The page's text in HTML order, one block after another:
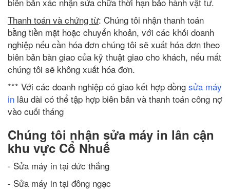
Thanh toán và chứng từ: Chúng tôi nhận thanh toán
bằng tiền mặt hoặc chuyển khoản, với các khối doanh
nghiệp nếu cần hóa đơn chúng tôi sẽ xuất hóa đơn theo
biên bản bàn giao của kỹ thuật giao cho khách, nếu mất
chúng tôi sẽ không xuất hóa đơn.
*** Với các doanh nghiệp có giao kết hợp đồng sửa máy
in lâu dài có thể tập hợp biên bản và thanh toán công nợ
vào cuối tháng
Chúng tôi nhận sửa máy in lân cận
khu vực Cổ Nhuế
- Sửa máy in tại đức thắng
- Sửa máy in tại đông ngạc